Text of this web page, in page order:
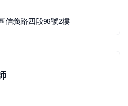
信義路四段98號2樓